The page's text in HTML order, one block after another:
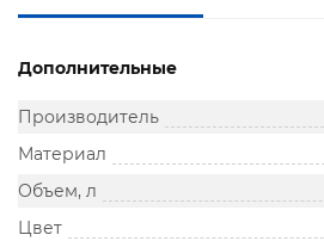
Дополнительные
Производитель
Материал
Объем, л
Цвет